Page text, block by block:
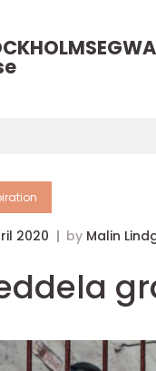
2020 by Malin